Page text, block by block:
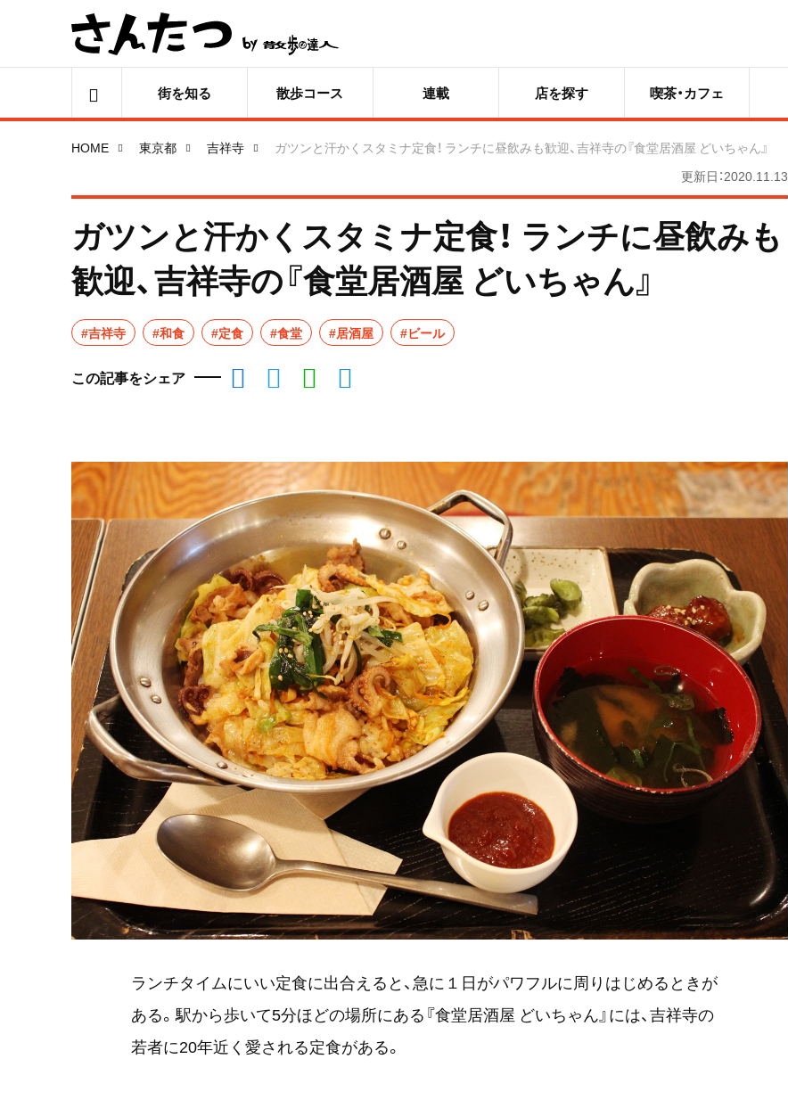
街を知る 散歩コース 連載 店を探す 喫茶・カフェ
HOME 東京都 吉祥寺
ガツンと汗かくスタミナ定食！ ランチに昼飲みも歓迎、吉祥寺の『食堂居酒屋 どいちゃん』
更新日：2020.11.13
ガツンと汗かくスタミナ定食！ ランチに昼飲みも
歓迎、吉祥寺の『食堂居酒屋 どいちゃん』
#吉祥寺 #和食 #定食 #食堂 #居酒屋 #ビール
この記事をシェア
ランチタイムにいい定食に出合えると、急に１日がパワフルに周りはじめるときが
ある。駅から歩いて5分ほどの場所にある『食堂居酒屋 どいちゃん』には、吉祥寺の
若者に20年近く愛される定食がある。